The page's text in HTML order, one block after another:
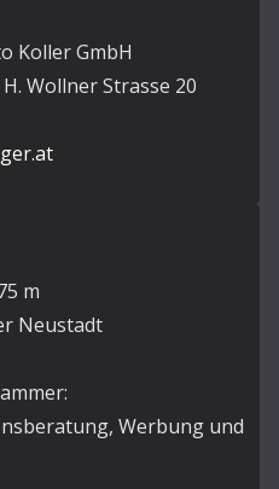
Koller GmbH
Wollner Strasse 20
m
Neustadt
Werbung und